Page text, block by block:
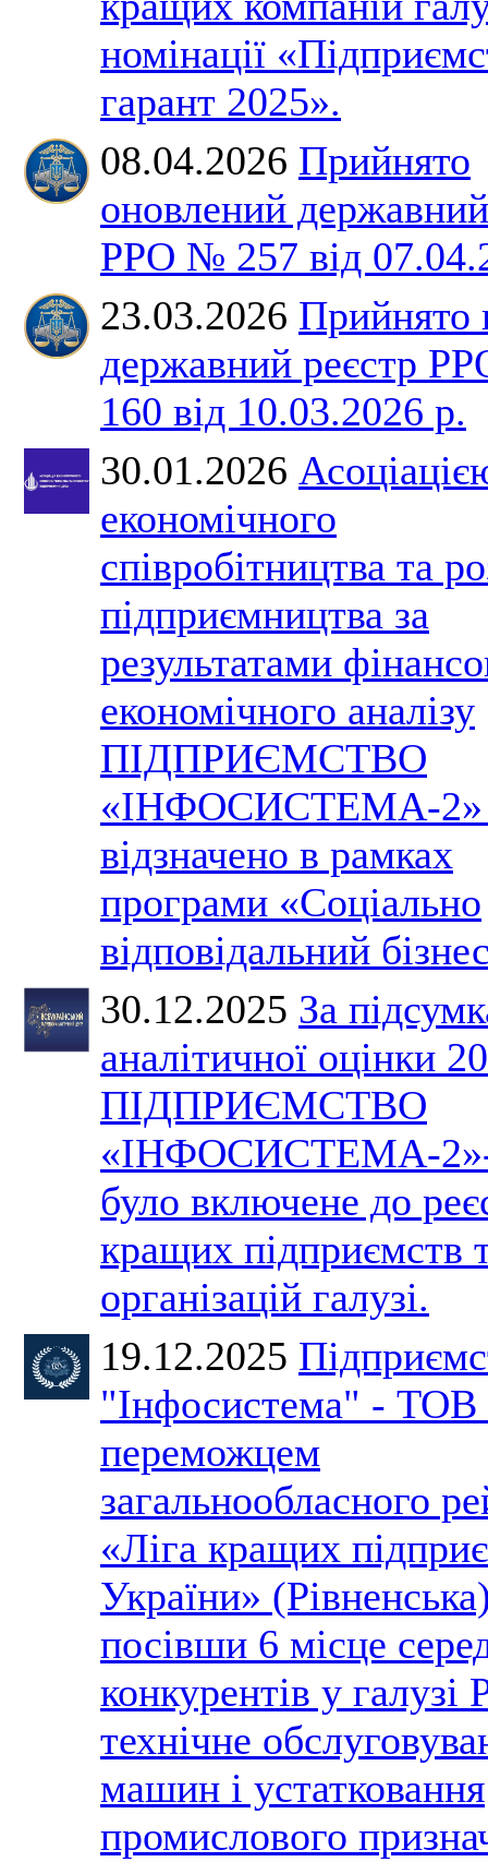
номінації
гарант 2025».
08.04.2026 Прийнято
оновлений
РРО № 257 від
23.03.2026 Прийнято
державний реєстр
160 від 10.03.2026 р.
30.01.2026
економічного
співробітництва та
підприємництва за
результатами
економічного аналізу
ПІДПРИЄМСТВО
«ІНФОСИСТЕМА-2»
відзначено в рамках
програми «Соціально
відповідальний
30.12.2025 За
аналітичної оцінки
ПІДПРИЄМСТВО
«ІНФОСИСТЕМА-
було включене до
кращих підприємств
організацій галузі.
19.12.2025
"Інфосистема" - ТОВ
переможцем
загальнообласного
«Ліга кращих
України»
посівши 6 місце
конкурентів у галузі
технічне
машин і устатковання
промислового